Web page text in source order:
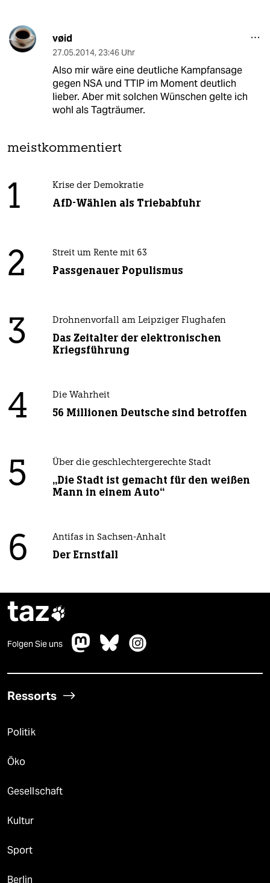
vøid
27.05.2014, 23:46 Uhr
Also mir wäre eine deutliche Kampfansage
gegen NSA und TTIP im Moment deutlich
lieber. Aber mit solchen Wünschen gelte ich
wohl als Tagträumer.
meistkommentiert
1 Krise der Demokratie
AfD-Wählen als Triebabfuhr
2 Streit um Rente mit 63
Passgenauer Populismus
3 Drohnenvorfall am Leipziger Flughafen
Das Zeitalter der elektronischen
Kriegsführung
4 Die Wahrheit
56 Millionen Deutsche sind betroffen
5 Über die geschlechtergerechte Stadt
„Die Stadt ist gemacht für den weißen
Mann in einem Auto“
6 Antifas in Sachsen-Anhalt
Der Ernstfall
taz
Folgen Sie uns
Ressorts
Politik
Öko
Gesellschaft
Kultur
Sport
Berlin